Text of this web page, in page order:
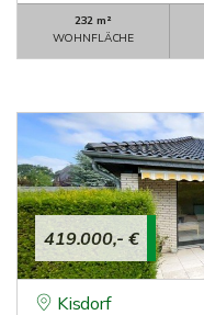
232 m²
WOHNFLÄCHE
419.000,- €
Kisdorf